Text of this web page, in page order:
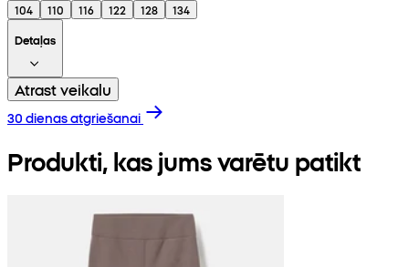
104 110 116 122 128
134
Detaļas
Atrast veikalu
30 dienas atgriešanai
Produkti, kas jums varētu patikt